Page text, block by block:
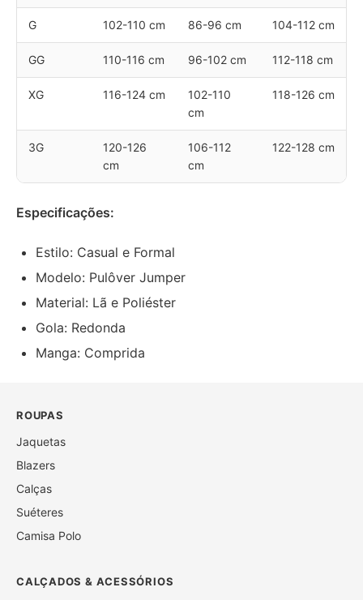
G 102-110 cm 86-96 cm 104-112 cm
GG 110-116 cm 96-102 cm 112-118 cm
XG 116-124 cm
102-110
cm
118-126 cm
3G
120-126
cm
106-112
cm
122-128 cm
Especificações:
Estilo: Casual e Formal
Modelo: Pulôver Jumper
Material: Lã e Poliéster
Gola: Redonda
Manga: Comprida
ROUPAS
Jaquetas
Blazers
Calças
Suéteres
Camisa Polo
CALÇADOS & ACESSÓRIOS